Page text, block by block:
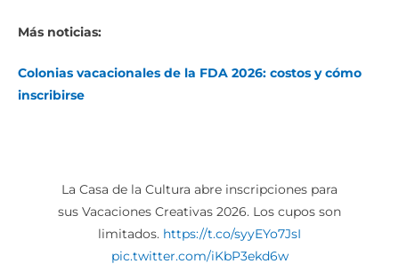
Más noticias:
Colonias vacacionales de la FDA 2026: costos y cómo
inscribirse
La Casa de la Cultura abre inscripciones para
sus Vacaciones Creativas 2026. Los cupos son
limitados. https://t.co/syyEYo7JsI
pic.twitter.com/iKbP3ekd6w